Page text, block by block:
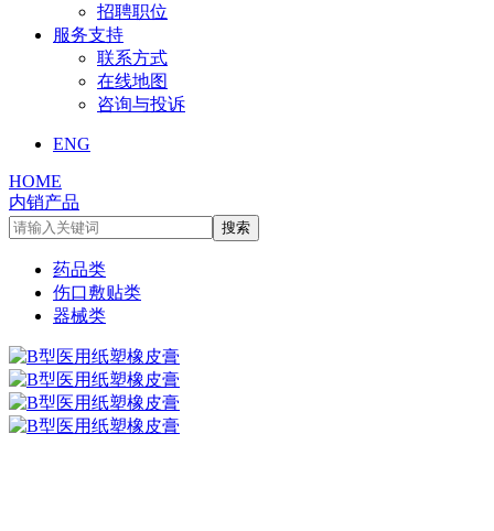
招聘职位
服务支持
联系方式
在线地图
咨询与投诉
ENG
HOME
内销产品
药品类
伤口敷贴类
器械类